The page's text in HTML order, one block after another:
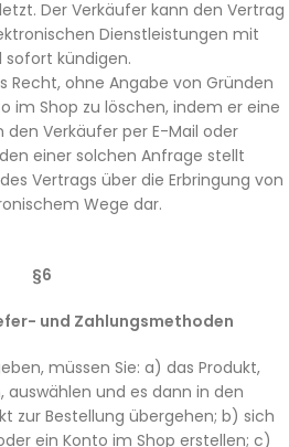
Der Verkäufer kann den Vertrag
Dienstleistungen mit
sofort kündigen.
Recht, ohne Angabe von Gründen
im Shop zu löschen, indem er eine
Verkäufer per E-Mail oder
einer solchen Anfrage stellt
Vertrags über die Erbringung von
Wege dar.
§6
und Zahlungsmethoden
müssen Sie: a) das Produkt,
und es dann in den
zur Bestellung übergehen; b) sich
ein Konto im Shop erstellen; c)